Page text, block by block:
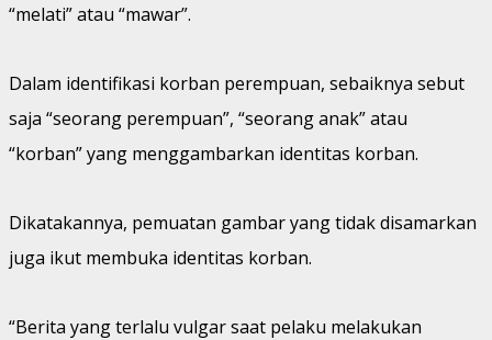
“melati” atau “mawar”.
Dalam identifikasi korban perempuan, sebaiknya sebut
saja “seorang perempuan”, “seorang anak” atau
“korban” yang menggambarkan identitas korban.
Dikatakannya, pemuatan gambar yang tidak disamarkan
juga ikut membuka identitas korban.
“Berita yang terlalu vulgar saat pelaku melakukan